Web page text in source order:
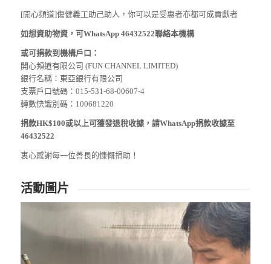
[開心頻道]傷健義工助己助人，你可以是受惠者亦都可成貢獻者
如想資助物資，可WhatsApp 46432522聯絡本機構
或可捐款到機構戶口：
開心頻道有限公司 (FUN CHANNEL LIMITED)
銀行名稱：東亞銀行有限公司
支票戶口號碼：015-531-68-00607-4
轉數快識別碼：100681220
捐款HK$100或以上可獲發退稅收據，請WhatsApp捐款收據至
46432522
衷心感謝每一位善長的慷慨捐助！
活動圖片